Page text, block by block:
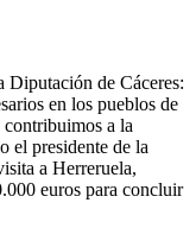
Diputación de Cáceres:
en los pueblos de
a la
el presidente de la
a Herreruela,
euros para concluir